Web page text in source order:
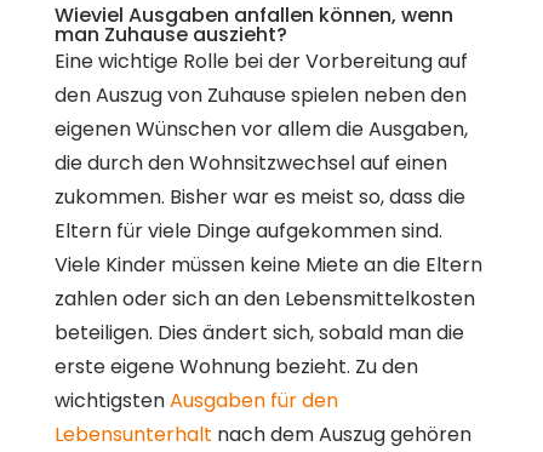
Wieviel Ausgaben anfallen können, wenn
man Zuhause auszieht?
Eine wichtige Rolle bei der Vorbereitung auf
den Auszug von Zuhause spielen neben den
eigenen Wünschen vor allem die Ausgaben,
die durch den Wohnsitzwechsel auf einen
zukommen. Bisher war es meist so, dass die
Eltern für viele Dinge aufgekommen sind.
Viele Kinder müssen keine Miete an die Eltern
zahlen oder sich an den Lebensmittelkosten
beteiligen. Dies ändert sich, sobald man die
erste eigene Wohnung bezieht. Zu den
wichtigstenAusgaben für den
Lebensunterhalt nach dem Auszug gehören